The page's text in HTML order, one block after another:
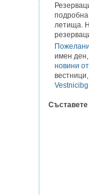
летища.
имен
новини
Съставете